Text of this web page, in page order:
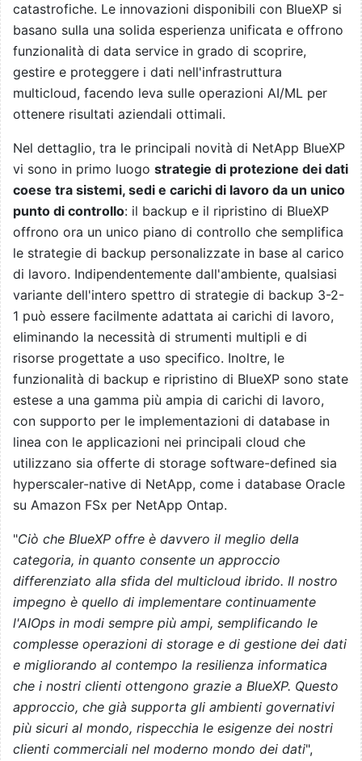
catastrofiche. Le innovazioni disponibili con BlueXP si
basano sulla una solida esperienza unificata e offrono
funzionalità di data service in grado di scoprire,
gestire e proteggere i dati nell'infrastruttura
multicloud, facendo leva sulle operazioni AI/ML per
ottenere risultati aziendali ottimali.
Nel dettaglio, tra le principali novità di NetApp BlueXP
vi sono in primo luogo strategie di protezione dei dati
coese tra sistemi, sedi e carichi di lavoro da un unico
punto di controllo: il backup e il ripristino di BlueXP
offrono ora un unico piano di controllo che semplifica
le strategie di backup personalizzate in base al carico
di lavoro. Indipendentemente dall'ambiente, qualsiasi
variante dell'intero spettro di strategie di backup 3-2-
1 può essere facilmente adattata ai carichi di lavoro,
eliminando la necessità di strumenti multipli e di
risorse progettate a uso specifico. Inoltre, le
funzionalità di backup e ripristino di BlueXP sono state
estese a una gamma più ampia di carichi di lavoro,
con supporto per le implementazioni di database in
linea con le applicazioni nei principali cloud che
utilizzano sia offerte di storage software-defined sia
hyperscaler-native di NetApp, come i database Oracle
su Amazon FSx per NetApp Ontap.
"Ciò che BlueXP offre è davvero il meglio della
categoria, in quanto consente un approccio
differenziato alla sfida del multicloud ibrido. Il nostro
impegno è quello di implementare continuamente
l'AIOps in modi sempre più ampi, semplificando le
complesse operazioni di storage e di gestione dei dati
e migliorando al contempo la resilienza informatica
che i nostri clienti ottengono grazie a BlueXP. Questo
approccio, che già supporta gli ambienti governativi
più sicuri al mondo, rispecchia le esigenze dei nostri
clienti commerciali nel moderno mondo dei dati",